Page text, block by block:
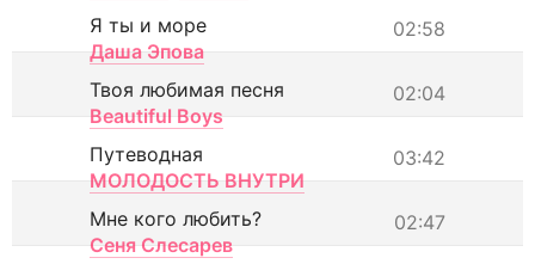
02:58
Я ты и море
Даша Эпова
02:04
Твоя любимая песня
Beautiful Boys
03:42
Путеводная
МОЛОДОСТЬ ВНУТРИ
02:47
Мне кого любить?
Сеня Слесарев